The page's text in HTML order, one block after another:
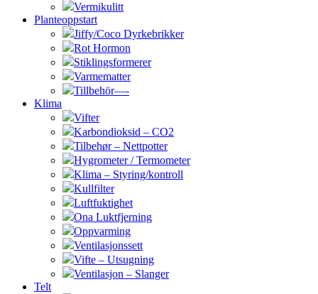
Vermikulitt
Planteoppstart
Jiffy/Coco Dyrkebrikker
Rot Hormon
Stiklingsformerer
Varmematter
Tillbehör—-
Klima
Vifter
Karbondioksid – CO2
Tilbehør – Nettpotter
Hygrometer / Termometer
Klima – Styring/kontroll
Kullfilter
Luftfuktighet
Ona Luktfjerning
Oppvarming
Ventilasjonssett
Vifte – Utsugning
Ventilasjon – Slanger
Telt